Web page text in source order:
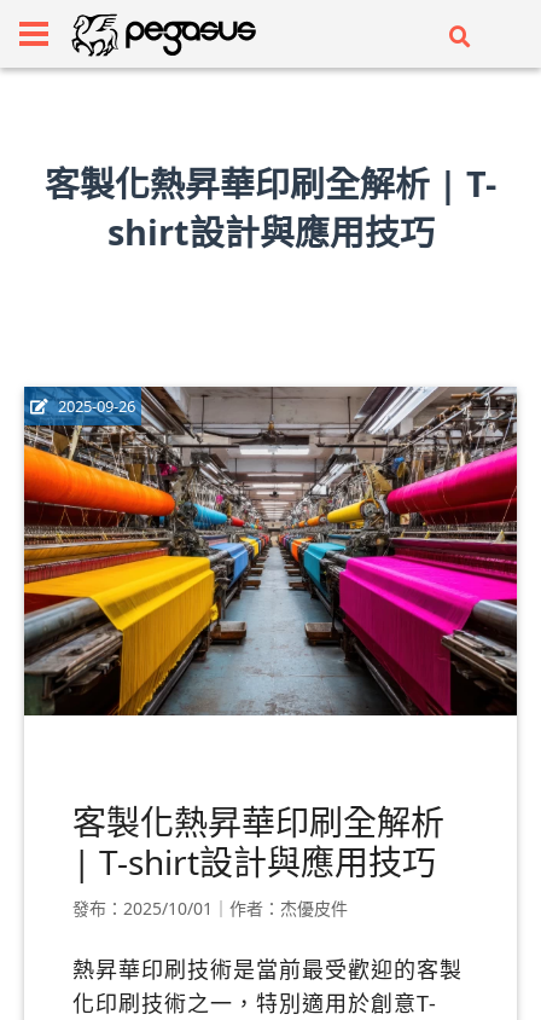
客製化熱昇華印刷全解析 | T-
shirt設計與應用技巧
2025-09-26
客製化熱昇華印刷全解析
| T-shirt設計與應用技巧
發布：2025/10/01｜作者：杰優皮件
熱昇華印刷技術是當前最受歡迎的客製
化印刷技術之一，特別適用於創意T-